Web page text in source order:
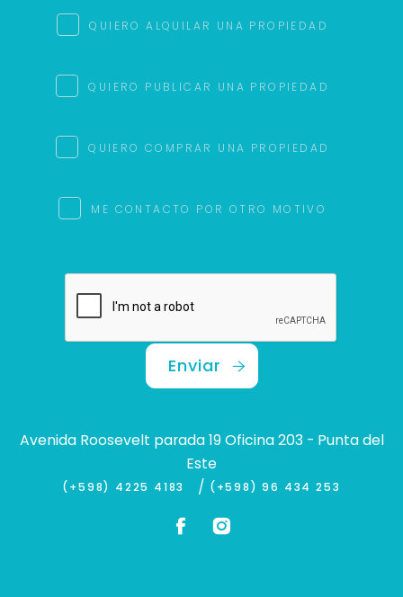
QUIERO ALQUILAR UNA PROPIEDAD
QUIERO PUBLICAR UNA PROPIEDAD
QUIERO COMPRAR UNA PROPIEDAD
ME CONTACTO POR OTRO MOTIVO
Enviar
Avenida Roosevelt parada 19 Oficina 203 - Punta del
Este
(+598) 4225 4183 / (+598) 96 434 253